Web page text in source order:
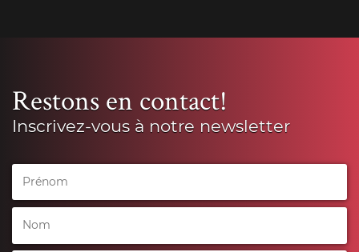
Restons en contact!
Inscrivez-vous à notre newsletter